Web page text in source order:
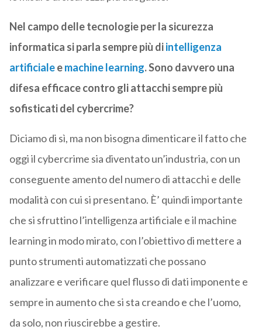
Nel campo delle tecnologie per la sicurezza
informatica si parla sempre più diintelligenza
artificialeemachine learning. Sono davvero una
difesa efficace contro gli attacchi sempre più
sofisticati del cybercrime?
Diciamo di sì, ma non bisogna dimenticare il fatto che
oggi il cybercrime sia diventato un’industria, con un
conseguente amento del numero di attacchi e delle
modalità con cui si presentano. È’ quindi importante
che si sfruttino l’intelligenza artificiale e il machine
learning in modo mirato, con l’obiettivo di mettere a
punto strumenti automatizzati che possano
analizzare e verificare quel flusso di dati imponente e
sempre in aumento che si sta creando e che l’uomo,
da solo, non riuscirebbe a gestire.